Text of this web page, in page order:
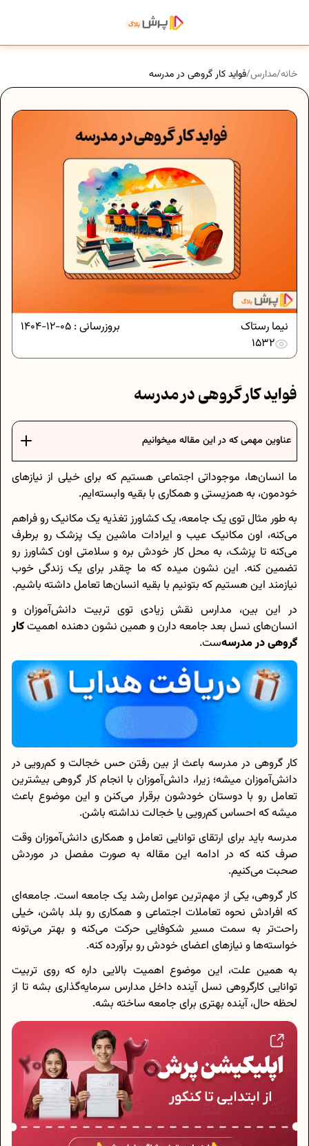
خانه/مدارس/فواید کار گروهی در مدرسه
بروزرسانی : 05-12-1404
نیما رستاک
1532
فواید کار گروهی در مدرسه
عناوین مهمی که در این مقاله میخوانیم
ما انسان‌ها، موجوداتی اجتماعی هستیم که برای خیلی از نیازهای
خودمون، به همزیستی و همکاری با بقیه وابسته‌ایم.
به طور مثال توی یک جامعه، یک کشاورز تغذیه‌ یک مکانیک رو فراهم
می‌کنه، اون مکانیک عیب و ایرادات ماشین یک پزشک رو برطرف
می‌کنه تا پزشک، به محل کار خودش بره و سلامتی اون کشاورز رو
تضمین کنه. این نشون میده که ما چقدر برای یک زندگی خوب
نیازمند این هستیم که بتونیم با بقیه انسان‌ها تعامل داشته باشیم.
در این بین، مدارس نقش زیادی توی تربیت دانش‌آموزان و
انسان‌های نسل بعد جامعه دارن و همین نشون دهنده‌ اهمیتکار
گروهی در مدرسه‌ست.
کار گروهی در مدرسه باعث از بین رفتن حس خجالت و کم‌رویی در
دانش‌آموزان میشه؛ زیرا، دانش‌آموزان با انجام کار گروهی بیشترین
تعامل رو با دوستان خود‌شون برقرار می‌‌کنن و این موضوع باعث
میشه که احساس کم‌رویی یا خجالت نداشته باشن.
مدرسه باید برای ارتقای توانایی تعامل و همکاری دانش‌آموزان وقت
صرف کنه که در ادامه‌ این مقاله به صورت مفصل در موردش
صحبت می‌کنیم.
کار گروهی، یکی از مهم‌ترین عوامل رشد یک جامعه است. جامعه‌ای
که افرادش نحوه تعاملات اجتماعی و همکاری رو بلد باشن، خیلی
راحت‌تر به سمت مسیر شکوفایی حرکت می‌کنه و بهتر می‌تونه
خواسته‌ها و نیازهای اعضای خودش رو برآورده کنه.
به همین علت، این موضوع اهمیت بالایی داره که روی تربیت
توانایی کارگروهی نسل آینده داخل مدارس سرمایه‌گذاری بشه تا از
لحظه‌ حال، آینده‌ بهتری برای جامعه ساخته بشه.